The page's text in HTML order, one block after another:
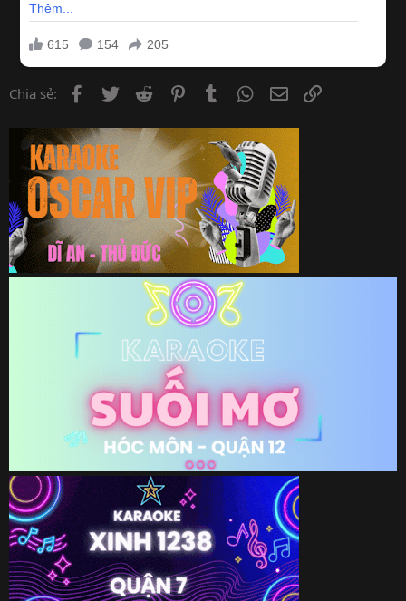
Chia sẻ: Facebook
Twitter Reddit PinterestTumblr WhatsApp
Email